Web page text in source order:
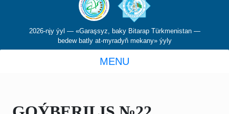
2026-njy ýyl — «Garaşsyz, baky Bitarap Türkmenistan —
bedew batly at-myradyň mekany» ýyly
MENU